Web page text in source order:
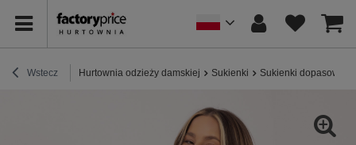
Wstecz Hurtownia odzieży damskiej Sukienki Sukienki dopasowane